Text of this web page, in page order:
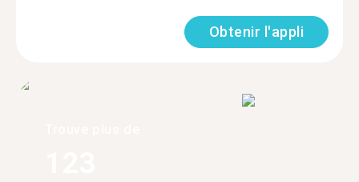
Obtenir l'appli